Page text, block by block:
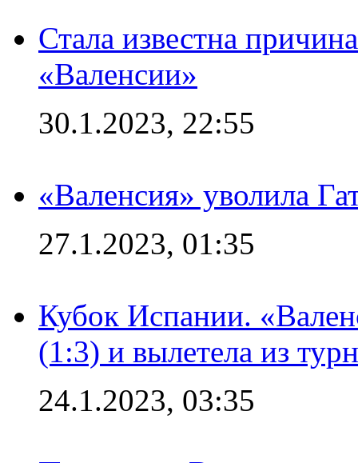
Стала известна
«Валенсии»
30.1.2023, 22:55
«Валенсия» уволила
27.1.2023, 01:35
Кубок Испании.
(1:3) и вылетела из
24.1.2023, 03:35